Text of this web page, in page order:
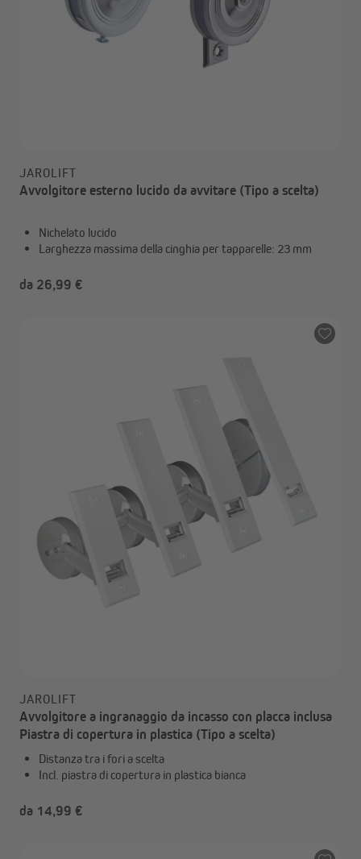
JAROLIFT
Avvolgitore esterno lucido da avvitare (Tipo a scelta)
Nichelato lucido
Larghezza massima della cinghia per tapparelle: 23 mm
da 26,99 €
JAROLIFT
Avvolgitore a ingranaggio da incasso con placca inclusa
Piastra di copertura in plastica (Tipo a scelta)
Distanza tra i fori a scelta
Incl. piastra di copertura in plastica bianca
da 14,99 €